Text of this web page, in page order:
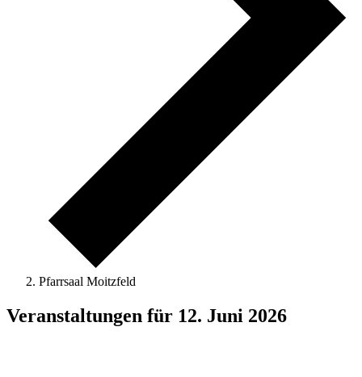
Pfarrsaal Moitzfeld
Veranstaltungen für 12. Juni 2026